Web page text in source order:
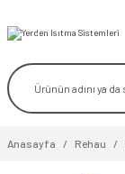
Anasayfa Rehau